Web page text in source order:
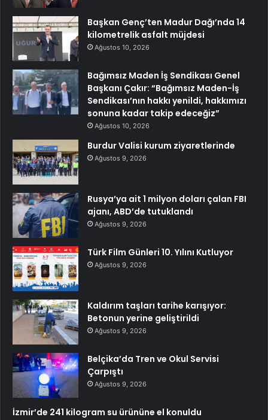
Başkan Genç’ten Madur Dağı’nda 14
kilometrelik asfalt müjdesi
Ağustos 10, 2026
Bağımsız Maden İş Sendikası Genel
Başkanı Çakır: “Bağımsız Maden-İş
Sendikası’nın hakkı yenildi, hakkımızı
sonuna kadar takip edeceğiz”
Ağustos 10, 2026
Burdur Valisi kurum ziyaretlerinde
Ağustos 9, 2026
Rusya’ya ait 1 milyon doları çalan FBI
ajanı, ABD’de tutuklandı
Ağustos 9, 2026
Türk Film Günleri 10. Yılını Kutluyor
Ağustos 9, 2026
Kaldırım taşları tarihe karışıyor:
Betonun yerine geliştirildi
Ağustos 9, 2026
Belçika’da Tren ve Okul Servisi
Çarpıştı
Ağustos 9, 2026
İzmir’de 241 kilogram su ürününe el konuldu